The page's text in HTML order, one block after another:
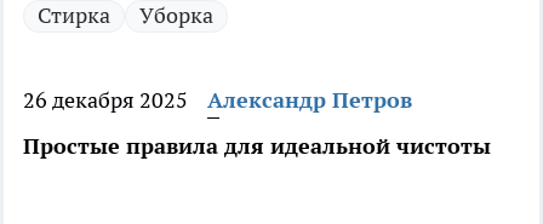
Стирка
Уборка
26 декабря 2025
Александр Петров
Простые правила для идеальной чистоты